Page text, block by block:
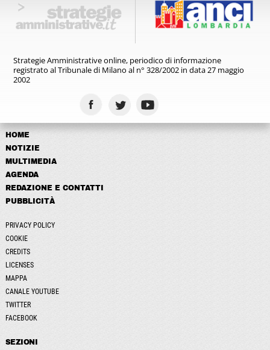
Strategie Amministrative online, periodico di informazione
registratoal Tribunale di Milano al n° 328/2002 in data 27 maggio
2002
HOME
NOTIZIE
MULTIMEDIA
AGENDA
REDAZIONE E CONTATTI
PUBBLICITÀ
PRIVACY POLICY
COOKIE
CREDITS
LICENSES
MAPPA
CANALE YOUTUBE
TWITTER
FACEBOOK
SEZIONI